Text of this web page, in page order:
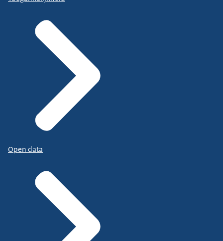
Open data